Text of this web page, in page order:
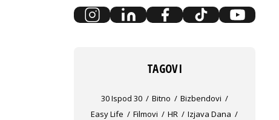
TAGOVI
30 Ispod 30 Bitno
Bizbendovi
Easy Life
Filmovi HR
Izjava Dana